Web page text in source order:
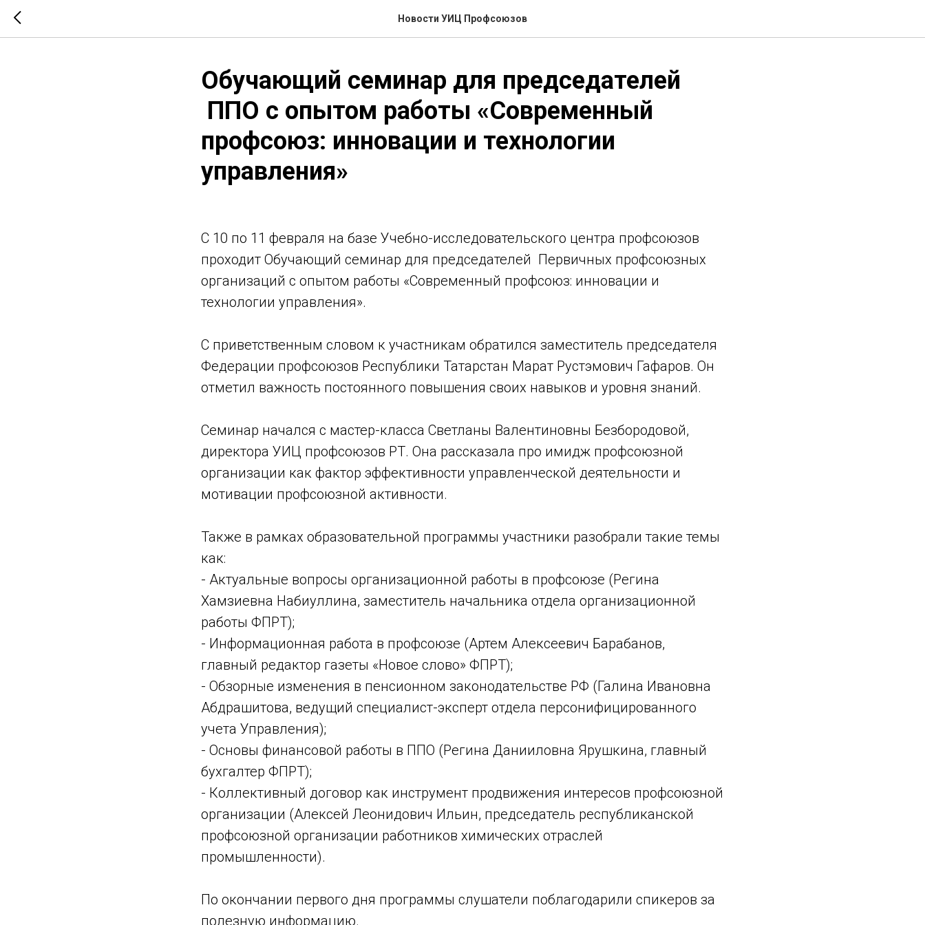
Новости УИЦ Профсоюзов
Обучающий семинар для председателей
ППО с опытом работы «Современный
профсоюз: инновации и технологии
управления»
С 10 по 11 февраля на базе Учебно-исследовательского центра профсоюзов
проходит Обучающий семинар для председателей Первичных профсоюзных
организаций с опытом работы «Современный профсоюз: инновации и
технологии управления».
С приветственным словом к участникам обратился заместитель председателя
Федерации профсоюзов Республики Татарстан Марат Рустэмович Гафаров. Он
отметил важность постоянного повышения своих навыков и уровня знаний.
Семинар начался с мастер-класса Светланы Валентиновны Безбородовой,
директора УИЦ профсоюзов РТ. Она рассказала про имидж профсоюзной
организации как фактор эффективности управленческой деятельности и
мотивации профсоюзной активности.
Также в рамках образовательной программы участники разобрали такие темы
как:
- Актуальные вопросы организационной работы в профсоюзе (Регина
Хамзиевна Набиуллина, заместитель начальника отдела организационной
работы ФПРТ);
- Информационная работа в профсоюзе (Артем Алексеевич Барабанов,
главный редактор газеты «Новое слово» ФПРТ);
- Обзорные изменения в пенсионном законодательстве РФ (Галина Ивановна
Абдрашитова, ведущий специалист-эксперт отдела персонифицированного
учета Управления);
- Основы финансовой работы в ППО (Регина Данииловна Ярушкина, главный
бухгалтер ФПРТ);
- Коллективный договор как инструмент продвижения интересов профсоюзной
организации (Алексей Леонидович Ильин, председатель республиканской
профсоюзной организации работников химических отраслей
промышленности).
По окончании первого дня программы слушатели поблагодарили спикеров за
полезную информацию.